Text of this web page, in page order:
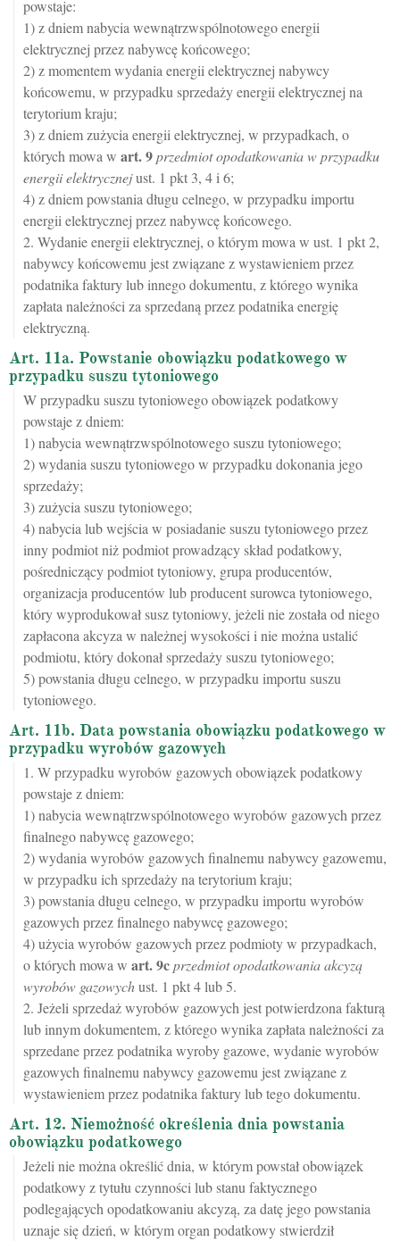
powstaje:
1) z dniem nabycia wewnątrzwspólnotowego energii
elektrycznej przez nabywcę końcowego;
2) z momentem wydania energii elektrycznej nabywcy
końcowemu, w przypadku sprzedaży energii elektrycznej na
terytorium kraju;
3) z dniem zużycia energii elektrycznej, w przypadkach, o
których mowa w art.9przedmiot opodatkowania w przypadku
energii elektrycznejust. 1 pkt 3, 4 i 6;
4) z dniem powstania długu celnego, w przypadku importu
energii elektrycznej przez nabywcę końcowego.
2. Wydanie energii elektrycznej, o którym mowa w ust. 1 pkt 2,
nabywcy końcowemu jest związane z wystawieniem przez
podatnika faktury lub innego dokumentu, z którego wynika
zapłata należności za sprzedaną przez podatnika energię
elektryczną.
Art. 11a. Powstanie obowiązku podatkowego w
przypadku suszu tytoniowego
W przypadku suszu tytoniowego obowiązek podatkowy
powstaje z dniem:
1) nabycia wewnątrzwspólnotowego suszu tytoniowego;
2) wydania suszu tytoniowego w przypadku dokonania jego
sprzedaży;
3) zużycia suszu tytoniowego;
4) nabycia lub wejścia w posiadanie suszu tytoniowego przez
inny podmiot niż podmiot prowadzący skład podatkowy,
pośredniczący podmiot tytoniowy, grupa producentów,
organizacja producentów lub producent surowca tytoniowego,
który wyprodukował susz tytoniowy, jeżeli nie została od niego
zapłacona akcyza w należnej wysokości i nie można ustalić
podmiotu, który dokonał sprzedaży suszu tytoniowego;
5) powstania długu celnego, w przypadku importu suszu
tytoniowego.
Art. 11b. Data powstania obowiązku podatkowego w
przypadku wyrobów gazowych
1. W przypadku wyrobów gazowych obowiązek podatkowy
powstaje z dniem:
1) nabycia wewnątrzwspólnotowego wyrobów gazowych przez
finalnego nabywcę gazowego;
2) wydania wyrobów gazowych finalnemu nabywcy gazowemu,
w przypadku ich sprzedaży na terytorium kraju;
3) powstania długu celnego, w przypadku importu wyrobów
gazowych przez finalnego nabywcę gazowego;
4) użycia wyrobów gazowych przez podmioty w przypadkach,
o których mowa w art.9cprzedmiot opodatkowania akcyzą
wyrobów gazowychust. 1 pkt 4 lub 5.
2. Jeżeli sprzedaż wyrobów gazowych jest potwierdzona fakturą
lub innym dokumentem, z którego wynika zapłata należności za
sprzedane przez podatnika wyroby gazowe, wydanie wyrobów
gazowych finalnemu nabywcy gazowemu jest związane z
wystawieniem przez podatnika faktury lub tego dokumentu.
Art. 12. Niemożność określenia dnia powstania
obowiązku podatkowego
Jeżeli nie można określić dnia, w którym powstał obowiązek
podatkowy z tytułu czynności lub stanu faktycznego
podlegających opodatkowaniu akcyzą, za datę jego powstania
uznaje się dzień, w którym organ podatkowy stwierdził